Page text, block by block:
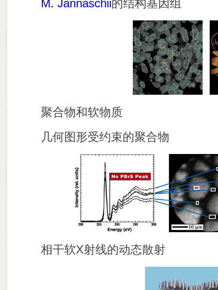
M. Jannaschii的结构基因组
聚合物和软物质
几何图形受约束的聚合物
相干软X射线的动态散射